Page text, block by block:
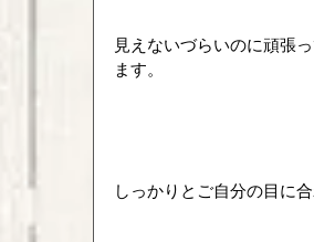
見えないづらいのに頑張
ます。
しっかりとご自分の目に